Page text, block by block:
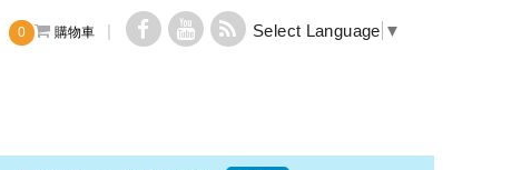
0 購物車 Select Language ▼